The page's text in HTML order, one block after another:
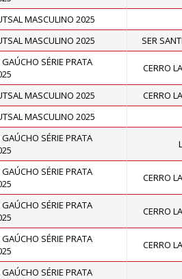
MASCULINO 2025
MASCULINO 2025 SER
SÉRIE PRATA
CERRO
MASCULINO 2025
CERRO
MASCULINO 2025
SÉRIE PRATA
SÉRIE PRATA
CERRO
SÉRIE PRATA
CERRO
SÉRIE PRATA
CERRO
SÉRIE PRATA